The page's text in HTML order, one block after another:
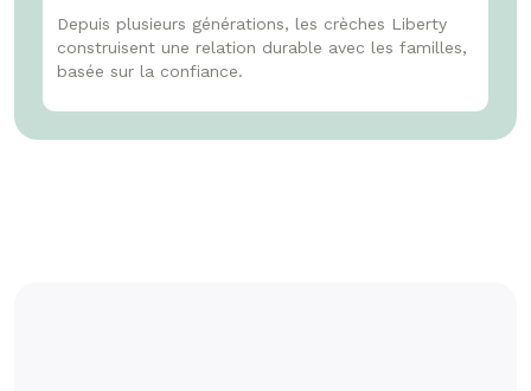
Depuis plusieurs générations, les crèches Liberty
construisent une relation durable avec les familles,
basée sur la confiance.